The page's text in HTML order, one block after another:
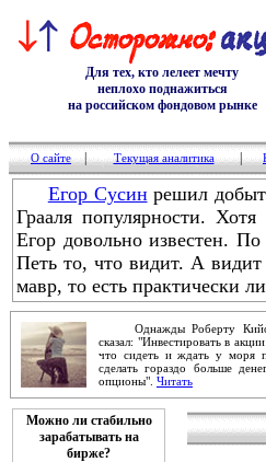
Для тех, кто лелеет мечту
неплохо поднажиться
на российском фондовом рынке
О сайте Текущая аналитика
Егор Сусин решил
Грааля популярности.
Егор довольно известен.
Петь то, что видит. А
мавр, то есть практически
Однажды Роберту
сказал: "Инвестировать в
что сидеть и ждать у моря
сделать гораздо больше
опционы". Читать
Можно ли стабильно
зарабатывать на
бирже?